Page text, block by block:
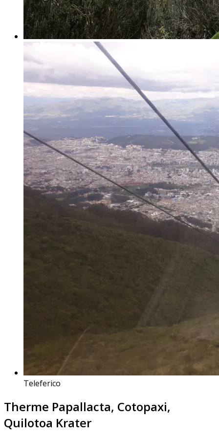
Teleferico
Therme Papallacta, Cotopaxi,
Quilotoa Krater